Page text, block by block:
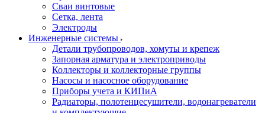
Сваи винтовые
Сетка, лента
Электроды
Инженерные системы
Детали трубопроводов, хомуты и крепеж
Запорная арматура и электроприводы
Коллекторы и коллекторные группы
Насосы и насосное оборудование
Приборы учета и КИПиА
Радиаторы, полотенцесушители, водонагреватели